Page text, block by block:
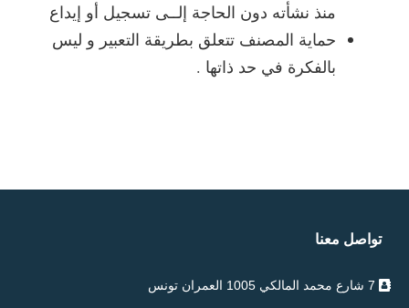
منذ نشأته دون الحاجة إلــى تسجيل أو إيداع
حماية المصنف تتعلق بطريقة التعبير و ليس
بالفكرة في حد ذاتها .
تواصل معنا